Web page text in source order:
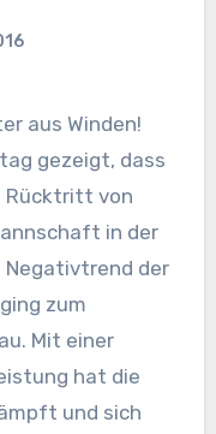
aus Winden!
gezeigt, dass
Rücktritt von
in der
Negativtrend der
zum
Mit einer
hat die
und sich